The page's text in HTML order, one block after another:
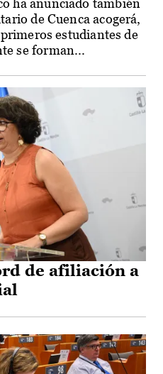
ha anunciado también
de Cuenca acogerá,
estudiantes de
se forman...
de afiliación a